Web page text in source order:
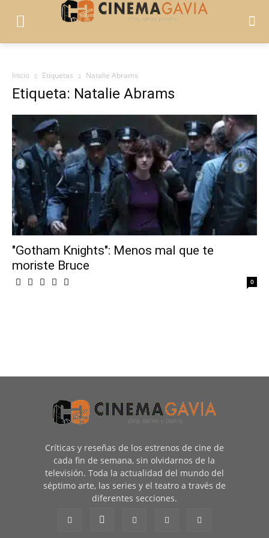
Inicio Etiquetas Natalie Abrams
Etiqueta: Natalie Abrams
"Gotham Knights": Menos mal que te
moriste Bruce
0
Críticas y reseñas de los estrenos de cine de
cada fin de semana, sin olvidarnos de la
televisión. Toda la actualidad del mundo del
séptimo arte, las series y el teatro a través de
diferentes secciones.